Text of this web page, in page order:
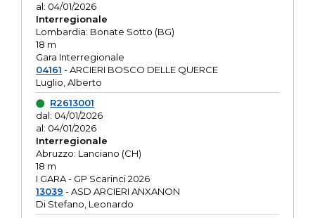
al: 04/01/2026
Interregionale
Lombardia: Bonate Sotto (BG)
18 m
Gara Interregionale
04161 - ARCIERI BOSCO DELLE QUERCE
Luglio, Alberto
R2613001
dal: 04/01/2026
al: 04/01/2026
Interregionale
Abruzzo: Lanciano (CH)
18 m
I GARA - GP Scarinci 2026
13039 - ASD ARCIERI ANXANON
Di Stefano, Leonardo